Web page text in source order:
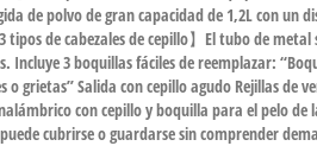
de polvo de gran capacidad de 1,2L con un
de cabezales de cepillo】El tubo de
Incluye 3 boquillas fáciles de reemplazar:
grietas” Salida con cepillo agudo Rejillas
con cepillo y boquilla para el pelo
cubrirse o guardarse sin comprender